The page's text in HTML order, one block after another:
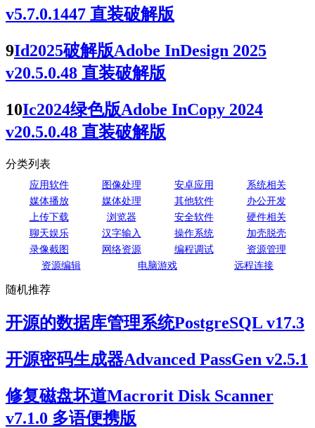
v5.7.0.1447 直装破解版
9Id2025破解版Adobe InDesign 2025
v20.5.0.48 直装破解版
10Ic2024绿色版Adobe InCopy 2024
v20.5.0.48 直装破解版
分类列表
应用软件 图像处理 安卓应用
系统相关
媒体播放
媒体处理 其他软件
办公开发
上传下载
浏览器 安全软件
硬件相关
聊天娱乐
汉字输入 操作系统
加壳脱壳
录像截图
网络资源 编程调试
资源管理
资源编辑
电脑游戏 远程连接
随机推荐
开源的数据库管理系统PostgreSQL v17.3
开源密码生成器Advanced PassGen v2.5.1
修复磁盘坏道Macrorit Disk Scanner
v7.1.0 多语便携版